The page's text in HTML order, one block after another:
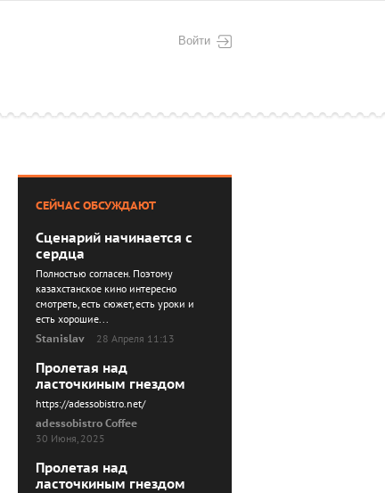
Войти
СЕЙЧАС ОБСУЖДАЮТ
Сценарий начинается с
сердца
Полностью согласен. Поэтому
казахстанское кино интересно
смотреть, есть сюжет, есть уроки и
есть хорошие...
Stanislav
28 Апреля 11:13
Пролетая над
ласточкиным гнездом
https://adessobistro.net/
adessobistro Coffee
30 Июня, 2025
Пролетая над
ласточкиным гнездом